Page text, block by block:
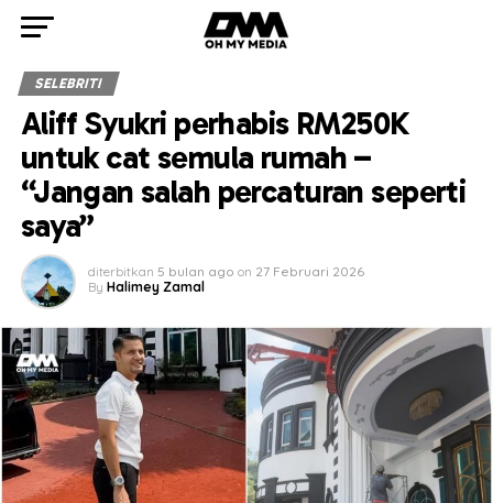
SELEBRITI
Aliff Syukri perhabis RM250K
untuk cat semula rumah –
“Jangan salah percaturan seperti
saya”
diterbitkan 5 bulan ago on 27 Februari 2026
By Halimey Zamal